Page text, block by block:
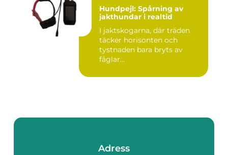
Hundpejl: Spårning av
jakthundar i realtid
I jaktskogarna, där träden
täcker horisonten och
tystnaden bara bryts av
fåglar...
Adress